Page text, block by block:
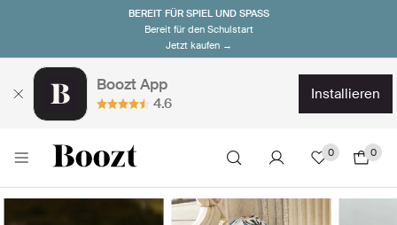
BEREIT FÜR SPIEL UND SPASS
Bereit für den Schulstart
Jetzt kaufen →
Boozt App
4.6
installieren
0 0